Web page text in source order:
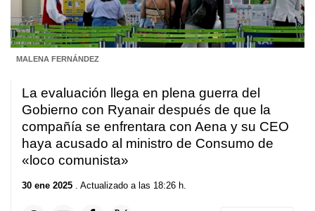
MALENA FERNÁNDEZ
La evaluación llega en plena guerra del
Gobierno con Ryanair después de que la
compañía se enfrentara con Aena y su CEO
haya acusado al ministro de Consumo de
«loco comunista»
30 ene 2025 . Actualizado a las 18:26 h.